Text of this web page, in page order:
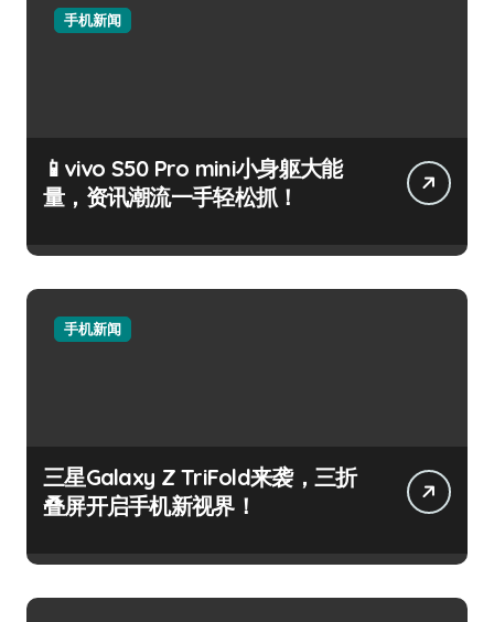
手机新闻
📱vivo S50 Pro mini小身躯大能
量，资讯潮流一手轻松抓！
手机新闻
三星Galaxy Z TriFold来袭，三折
叠屏开启手机新视界！